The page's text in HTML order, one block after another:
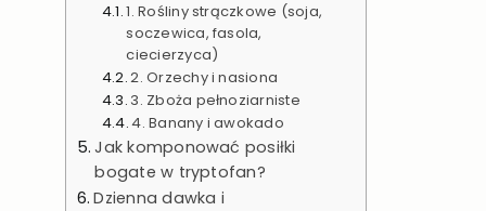
1. Rośliny strączkowe (soja,
soczewica, fasola,
ciecierzyca)
2. Orzechy i nasiona
3. Zboża pełnoziarniste
4. Banany i awokado
Jak komponować posiłki
bogate w tryptofan?
Dzienna dawka i